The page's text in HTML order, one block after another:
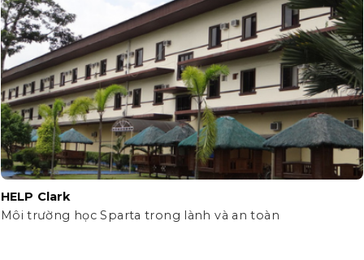
HELP Clark
Môi trường học Sparta trong lành và an toàn